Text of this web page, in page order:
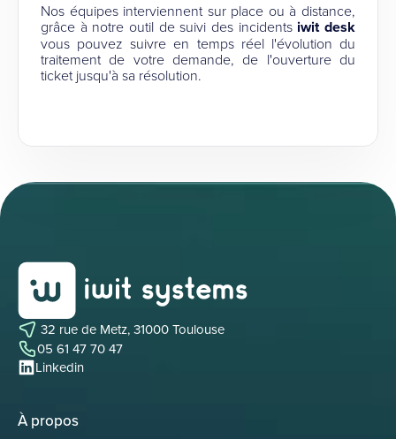
Nos équipes interviennent sur place ou à distance,
grâce à notre outil de suivi des incidents iwit desk
vous pouvez suivre en temps réel l'évolution du
traitement de votre demande, de l'ouverture du
ticket jusqu'à sa résolution.
32 rue de Metz, 31000 Toulouse
05 61 47 70 47
Linkedin
À propos